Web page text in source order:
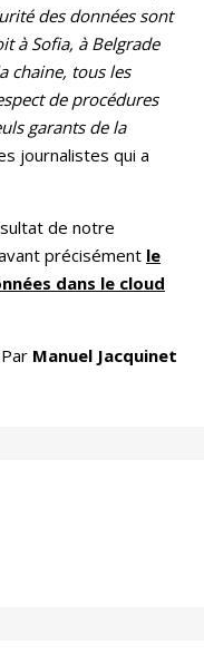
des données sont
à Sofia, à Belgrade
chaine, tous les
de procédures
garants de la
journalistes qui a
de notre
précisément le
dans le cloud
Par Manuel Jacquinet